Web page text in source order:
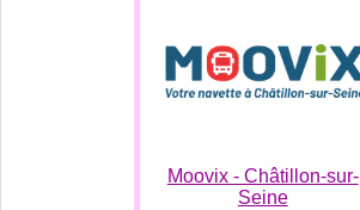
Moovix - Châtillon-sur-
Seine